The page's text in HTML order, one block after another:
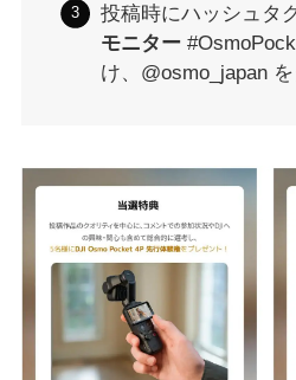
投稿時にハッシュタ
モニター
け、@osmo_japan を